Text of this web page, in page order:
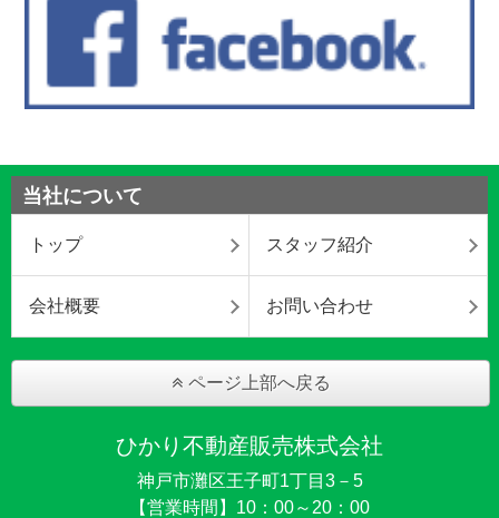
当社について
トップ スタッフ紹介
会社概要 お問い合わせ
ページ上部へ戻る
ひかり不動産販売株式会社
神戸市灘区王子町1丁目3－5
【営業時間】10：00～20：00